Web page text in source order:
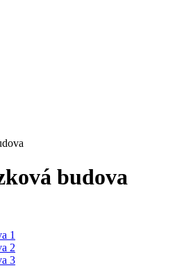
budova